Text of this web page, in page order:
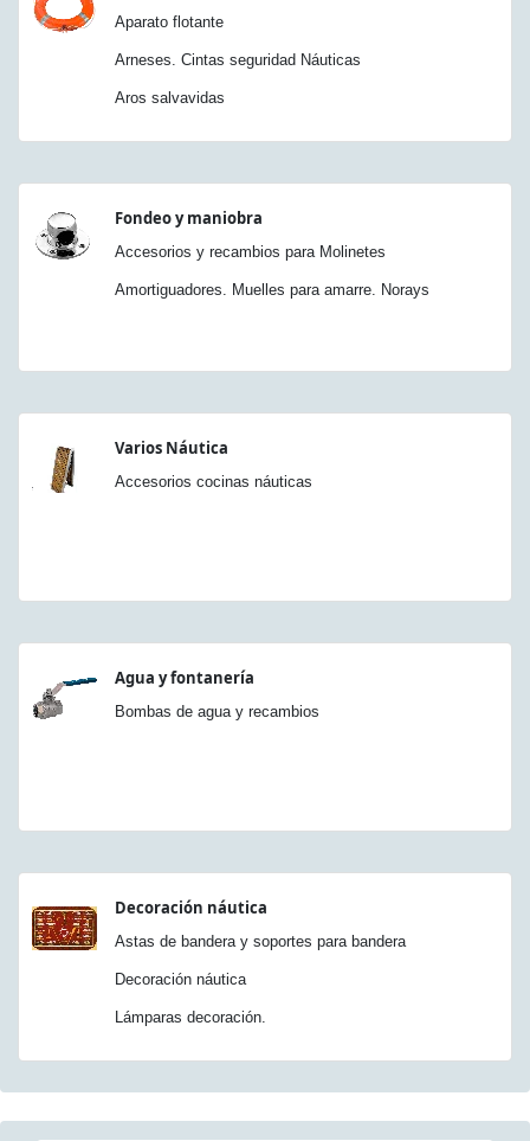
Aparato flotante
Arneses. Cintas seguridad Náuticas
Aros salvavidas
Fondeo y maniobra
Accesorios y recambios para Molinetes
Amortiguadores. Muelles para amarre. Norays
Varios Náutica
Accesorios cocinas náuticas
Agua y fontanería
Bombas de agua y recambios
Decoración náutica
Astas de bandera y soportes para bandera
Decoración náutica
Lámparas decoración.